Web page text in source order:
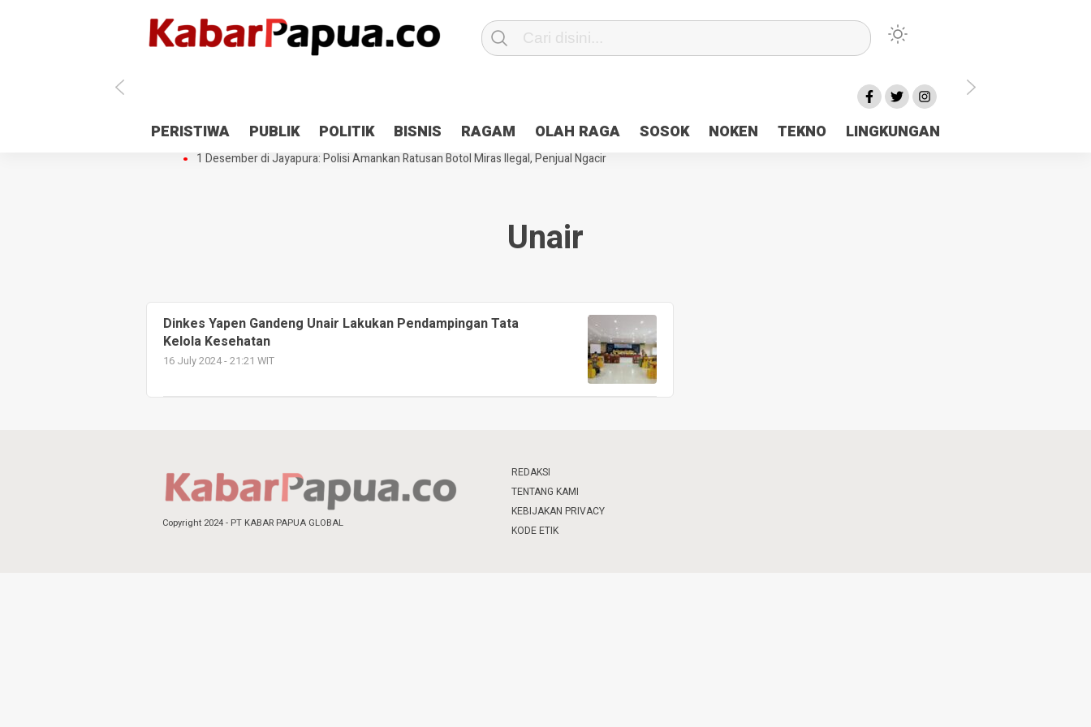
PERISTIWA PUBLIK POLITIK BISNIS RAGAM OLAH RAGA SOSOK NOKEN TEKNO LINGKUNGAN
Antisipasi 1 Desember, TNI Polri Patroli 2×24 jam di Kota Jayapura
Pesan Sejuk Polri di Deklarasi Pemilu Ceria Tanah Papua
Gedung Perpustakaan SMPN 5 Sentani Terbakar
Hibah Pilkada Jayapura Cair 10 Persen, Deposit Kas Daerah Rp23 Miliar Disorot
1 Desember di Jayapura: Polisi Amankan Ratusan Botol Miras Ilegal, Penjual Ngacir
Unair
Dinkes Yapen Gandeng Unair Lakukan Pendampingan Tata
Kelola Kesehatan
16 July 2024 - 21:21 WIT
Copyright 2024 - PT KABAR PAPUA GLOBAL
REDAKSI
TENTANG KAMI
KEBIJAKAN PRIVACY
KODE ETIK